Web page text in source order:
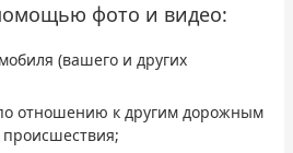
фото и видео:
(вашего и других
отношению к другим дорожным